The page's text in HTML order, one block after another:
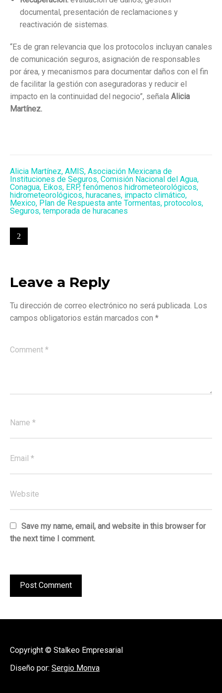
documental, presentación de reclamaciones y
reactivación de sistemas.
“Es de gran relevancia que los protocolos incluyan canales
de comunicación seguros, asignación de responsables
por área, y mecanismos para documentar daños con el fin
de facilitar la gestión con aseguradoras y reducir el
impacto en la continuidad del negocio”, señala Alicia
Martínez.
Alicia Martínez, AMIS, Asociación Mexicana de
Instituciones de Seguros, Comisión Nacional del Agua,
Conagua, Eikos, ERP, fenómenos hidrometeorológicos,
hidrometeorológicos, huracanes, impacto climático,
Mexico, Plan de Respuesta ante Tormentas, protocolos,
Seguros, temporada de huracanes
Leave a Reply
Tu dirección de correo electrónico no será publicada. Los
campos obligatorios están marcados con *
Save my name, email, and website in this browser for
the next time I comment.
Copyright © Stalkeo Empresarial
Diseño por: Sergio Monva